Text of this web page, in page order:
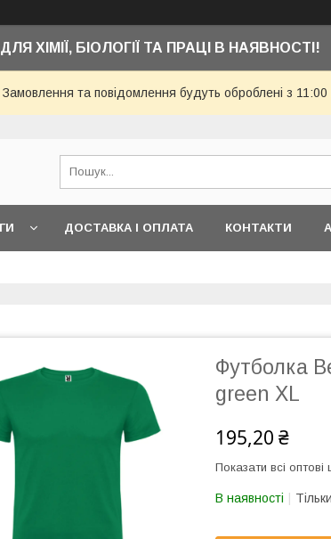
ХІМІЇ, БІОЛОГІЇ ТА ПРАЦІ В НАЯВНОСТІ!
Замовлення та повідомлення будуть оброблені з
ДОСТАВКА І ОПЛАТА КОНТАКТИ
Футболка
green XL
195,20 ₴
Показати всі оптові
В наявності